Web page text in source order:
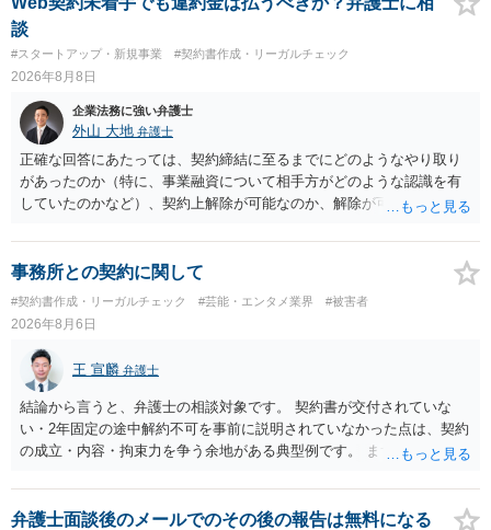
ては、単に「利用者から資金を受け取り、寄付団体に送金する」とい
う資金の流れだけで判断することはできず、アプリの仕組みが利用者
と寄付団体をつなぐプラットフォームとしてどのように位置付けられ
るのか、利用者からの支払がどのような性質のものなのか、寄付の意
思決定や寄付のタイミングがどのように設定されているのかなど、具
体的なサービスの座組を踏まえて検討する必要があります。 そのた
め、現在検討されているアプリについて、資金移動業に該当する可能
性があるか、また、該当する場合にどのようなサービス設計にすれば
資金移動業に該当しない形（収納代行など）で運用できるかについて
は、具体的なサービスの仕組みを確認した上で、個別に弁護士へご相
談いただくことをお勧めいたします。
談
#スタートアップ・新規事業 #契約書作成・リーガルチェック
2026年8月8日
企業法務に強い弁護士
外山 大地 弁護士
正確な回答にあたっては、契約締結に至るまでにどのようなやり取り
があったのか（特に、事業融資について相手方がどのような認識を有
していたのかなど）、契約上解除が可能なのか、解除が可能であると
的な経緯を踏まえて精査する必要がございます。 そのため、事情をお
伺いした上での検討が必要となりますので、個別に弁護士へのご相談
事務所との契約に関して
#契約書作成・リーガルチェック #芸能・エンタメ業界 #被害者
2026年8月6日
王 宣麟 弁護士
結論から言うと、弁護士の相談対象です。 契約書が交付されていな
い・2年固定の途中解約不可を事前に説明されていなかった点は、契約
の成立・内容・拘束力を争う余地がある典型例です。 まずは、運営と
みてはいかがでしょうか。 また同時並行で（もしまだされていないの
であれば）書面で退所意思の明確化はしておくべきだと考えます。
弁護士面談後のメールでのその後の報告は無料になる